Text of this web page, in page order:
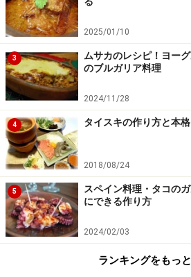
楽天市場で人気レシピの書籍
2025/01/10
3
ムサカのレシピ！ヨー
のブルガリア料理
2024/11/28
4 タイスキの作り方と本
2018/08/24
5
スペイン料理・タコの
にできる作り方
2024/02/03
ランキングをもっ